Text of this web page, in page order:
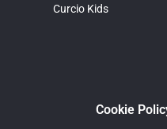
Curcio Kids
Cookie